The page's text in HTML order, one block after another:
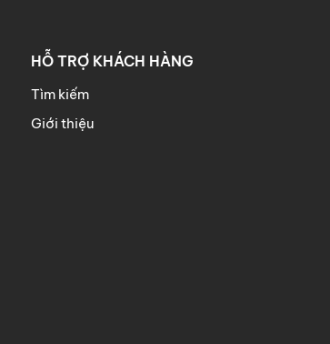
HỖ TRỢ KHÁCH HÀNG
Tìm kiếm
Giới thiệu